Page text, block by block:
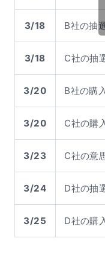
3/18 B社の抽
3/18 C社の抽
3/20 B社の購
3/20 C社の購
3/23 C社の意
3/24 D社の抽
3/25 D社の購